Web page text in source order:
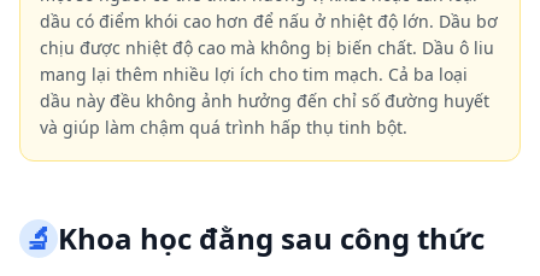
dầu có điểm khói cao hơn để nấu ở nhiệt độ lớn. Dầu bơ
chịu được nhiệt độ cao mà không bị biến chất. Dầu ô liu
mang lại thêm nhiều lợi ích cho tim mạch. Cả ba loại
dầu này đều không ảnh hưởng đến chỉ số đường huyết
và giúp làm chậm quá trình hấp thụ tinh bột.
🔬Khoa học đằng sau công thức